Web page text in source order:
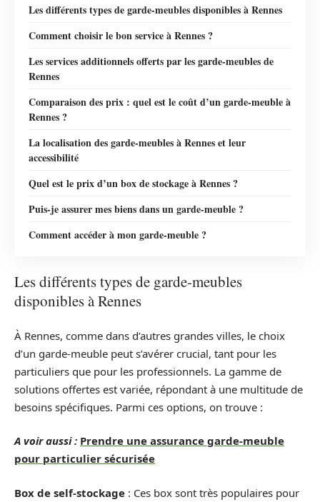
Les différents types de garde-meubles disponibles à Rennes
Comment choisir le bon service à Rennes ?
Les services additionnels offerts par les garde-meubles de
Rennes
Comparaison des prix : quel est le coût d’un garde-meuble à
Rennes ?
La localisation des garde-meubles à Rennes et leur
accessibilité
Quel est le prix d’un box de stockage à Rennes ?
Puis-je assurer mes biens dans un garde-meuble ?
Comment accéder à mon garde-meuble ?
Les différents types de garde-meubles
disponibles à Rennes
À Rennes, comme dans d’autres grandes villes, le choix
d’un garde-meuble peut s’avérer crucial, tant pour les
particuliers que pour les professionnels. La gamme de
solutions offertes est variée, répondant à une multitude de
besoins spécifiques. Parmi ces options, on trouve :
A voir aussi : Prendre une assurance garde-meuble
pour particulier sécurisée
Box de self-stockage : Ces box sont très populaires pour